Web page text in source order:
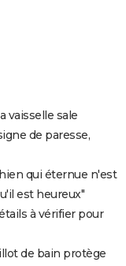
vaisselle sale
de paresse,
qui éternue n'est
est heureux"
à vérifier pour
de bain protège